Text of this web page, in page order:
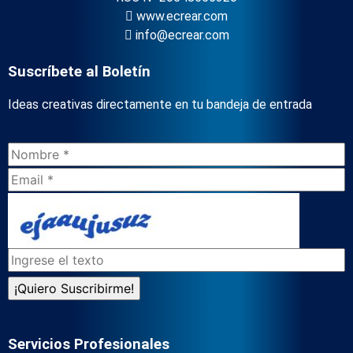
www.ecrear.com
info@ecrear.com
Suscríbete al Boletín
Ideas creativas directamente en tu bandeja de entrada
Servicios Profesionales